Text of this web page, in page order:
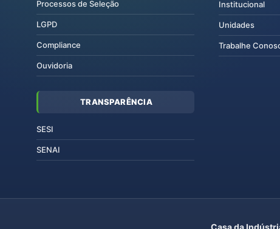
Processos de Seleção
LGPD
Compliance
Ouvidoria
TRANSPARÊNCIA
SESI
SENAI
Institucional
Unidades
Trabalhe